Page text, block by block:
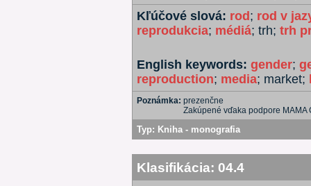
Kľúčové slová: rod ; rod v
reprodukcia; médiá; trh; trh
English keywords: gender;
reproduction; media; market;
Poznámka: prezenčne
Zakúpené vďaka podpore MAMA
Typ: Kniha - monografia
Klasifikácia: 04.4